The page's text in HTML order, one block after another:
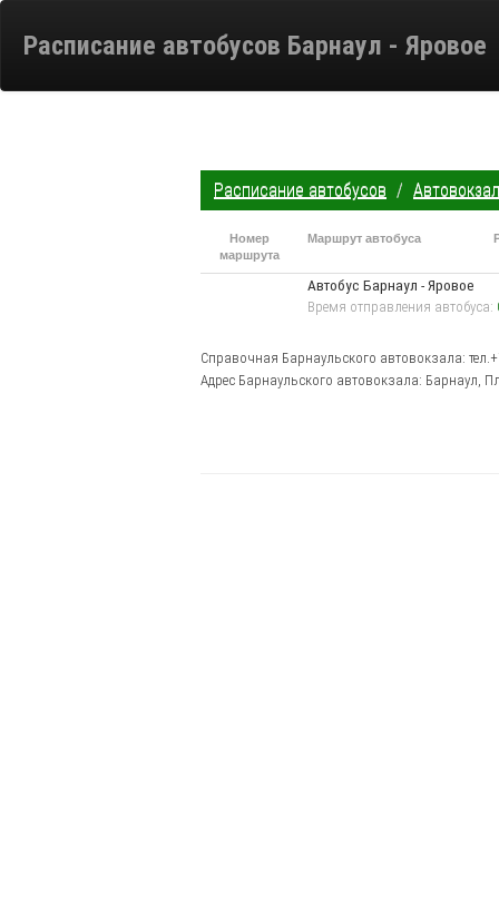
Расписание автобусов Барнаул - Яровое
Расписание автобусов /
Номер
маршрута
Маршрут автобуса
Автобус Барнаул - Яровое
Время отправления автобуса:
Справочная Барнаульского автовокзала:
Адрес Барнаульского автовокзала: Барнаул,